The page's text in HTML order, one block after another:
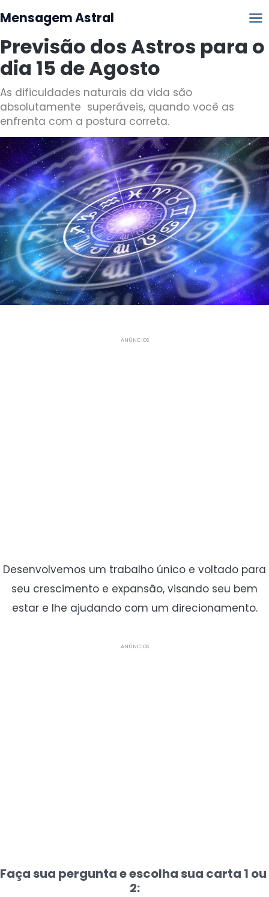
Mensagem Astral
Previsão dos Astros para o
dia 15 de Agosto
As dificuldades naturais da vida são
absolutamente superáveis, quando você as
enfrenta com a postura correta.
ANÚNCIOS
Desenvolvemos um trabalho único e voltado para
seu crescimento e expansão, visando seu bem
estar e lhe ajudando com um direcionamento.
ANÚNCIOS
Faça sua pergunta e escolha sua carta 1 ou
2: